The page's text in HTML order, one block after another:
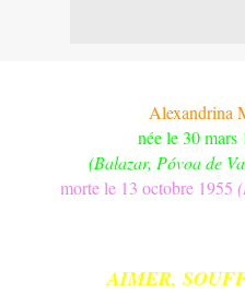
Alexandrina
née le 30 mars
(Balazar, Póvoa de
morte le 13 octobre 1955 (
AIMER,